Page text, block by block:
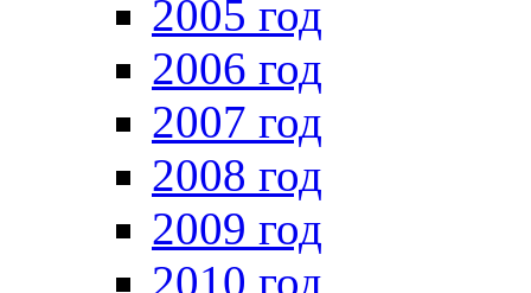
2005 год
2006 год
2007 год
2008 год
2009 год
2010 год